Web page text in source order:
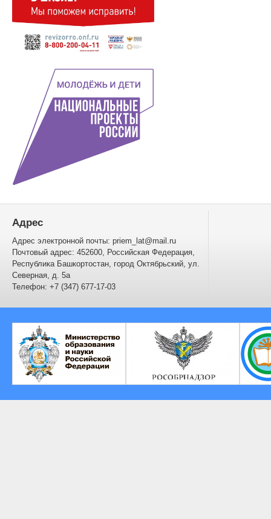
Адрес
Адрес электронной почты: priem_lat@mail.ru
Почтовый адрес: 452600, Российская Федерация,
Республика Башкортостан, город Октябрьский, ул.
Северная, д. 5а
Телефон: +7 (347) 677-17-03